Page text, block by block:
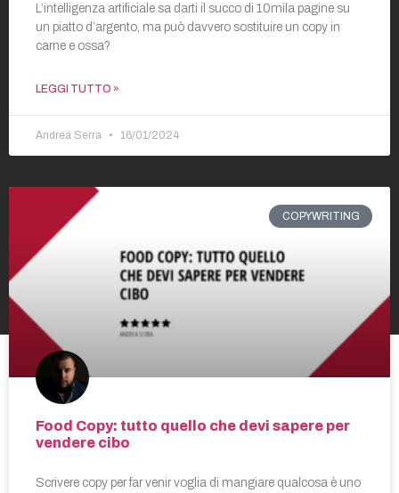
L’intelligenza artificiale sa darti il succo di 10mila pagine su
un piatto d’argento, ma può davvero sostituire un copy in
carne e ossa?
LEGGI TUTTO »
Andrea Serra 16/01/2024
COPYWRITING
Food Copy: tutto quello che devi sapere per
vendere cibo
Scrivere copy per far venir voglia di mangiare qualcosa è uno